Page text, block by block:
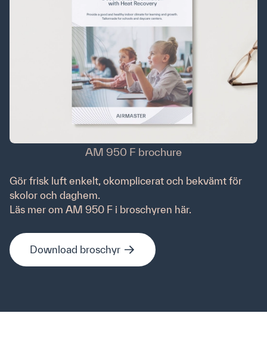
AM 950 F brochure
Gör frisk luft enkelt, okomplicerat och bekvämt för
skolor och daghem.
Läs mer om AM 950 F i broschyren här.
Download broschyr
Produktkatalog
Airlinq Online
FAQ
Anmäl dig till vårt nyhetsbrev
Jag har läst och accepterar Airmastersvillkor för